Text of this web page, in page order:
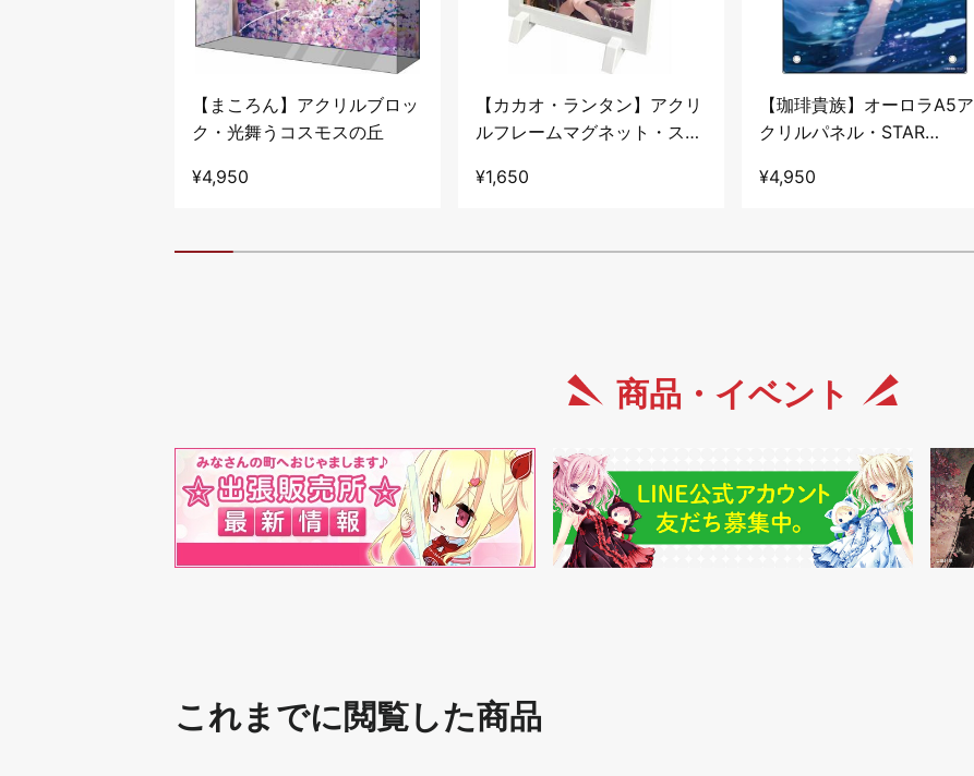
【まころん】アクリルブロッ
ク・光舞うコスモスの丘
¥4,950
【カカオ・ランタン】アクリ
ルフレームマグネット・スカ
ム
¥1,650
【珈琲貴族】オーロラA5ア
クリルパネル・STAR
¥4,950
商品・イベント
これまでに閲覧した商品